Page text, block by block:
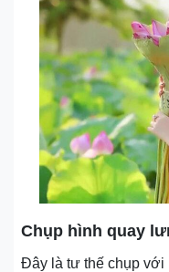
Chụp hình quay
Đây là tư thế chụp với